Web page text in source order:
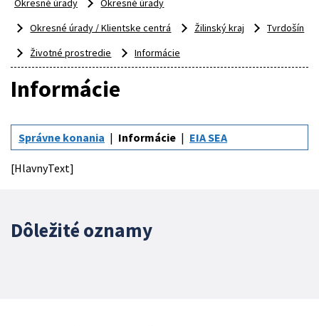
Okresné úrady
Okresné úrady
Okresné úrady / Klientske centrá
Žilinský kraj
Tvrdošín
Životné prostredie
Informácie
Informácie
Správne konania Informácie EIA SEA
[HlavnyText]
Dôležité oznamy